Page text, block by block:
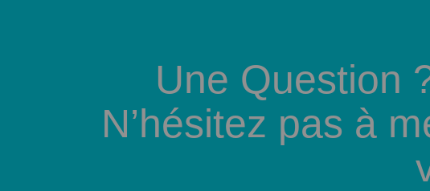
Une Question
N’hésitez pas à